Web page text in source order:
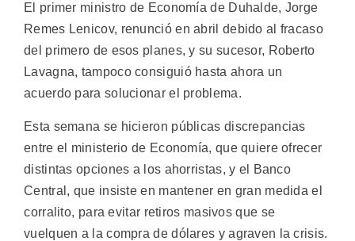
El primer ministro de Economía de Duhalde, Jorge
Remes Lenicov, renunció en abril debido al fracaso
del primero de esos planes, y su sucesor, Roberto
Lavagna, tampoco consiguió hasta ahora un
acuerdo para solucionar el problema.
Esta semana se hicieron públicas discrepancias
entre el ministerio de Economía, que quiere ofrecer
distintas opciones a los ahorristas, y el Banco
Central, que insiste en mantener en gran medida el
corralito, para evitar retiros masivos que se
vuelquen a la compra de dólares y agraven la crisis.